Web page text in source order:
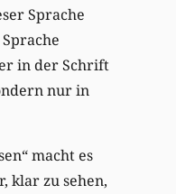
Sprache
in der Schrift
nur in
macht es
klar zu sehen,